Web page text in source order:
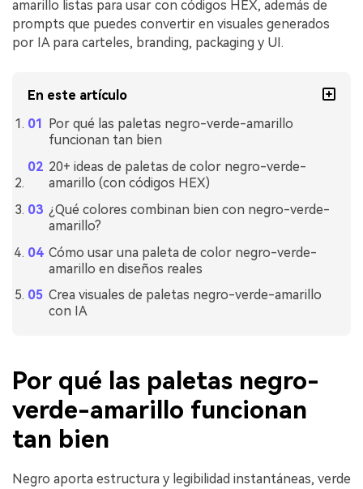
amarillo listas para usar con códigos HEX, además de
prompts que puedes convertir en visuales generados
por IA para carteles, branding, packaging y UI.
En este artículo
Por qué las paletas negro-verde-amarillo
funcionan tan bien
20+ ideas de paletas de color negro-verde-
amarillo (con códigos HEX)
¿Qué colores combinan bien con negro-verde-
amarillo?
Cómo usar una paleta de color negro-verde-
amarillo en diseños reales
Crea visuales de paletas negro-verde-amarillo
con IA
Por qué las paletas negro-
verde-amarillo funcionan
tan bien
Negro aporta estructura y legibilidad instantáneas, verde